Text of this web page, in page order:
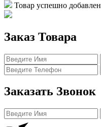
Товар успешно добавлен
Заказ Товара
Заказать Звонок